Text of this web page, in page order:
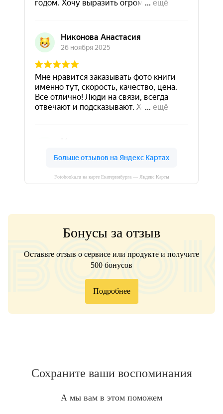
Fotobooka.ru на карте Екатеринбурга — Яндекс Карты
Бонусы за отзыв
Оставьте отзыв о сервисе или продукте и получите
500 бонусов
Подробнее
Сохраните ваши воспоминания
А мы вам в этом поможем